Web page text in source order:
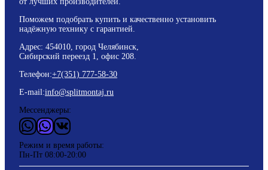
Поможем подобрать купить и качественно установить
надёжную технику с гарантией.
Адрес: 454010, город Челябинск,
Сибирский переезд 1, офис 208.
Телефон:+7(351) 777-58-30
E-mail:info@splitmontaj.ru
Мессенджеры:
WhatsApp
ViderВКонтакте
Режим и время работы:
Пн-Пт 08:00-20:00